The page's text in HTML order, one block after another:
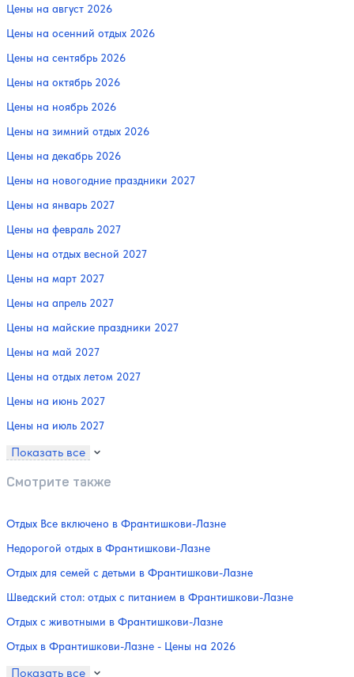
Цены на август 2026
Цены на осенний отдых 2026
Цены на сентябрь 2026
Цены на октябрь 2026
Цены на ноябрь 2026
Цены на зимний отдых 2026
Цены на декабрь 2026
Цены на новогодние праздники 2027
Цены на январь 2027
Цены на февраль 2027
Цены на отдых весной 2027
Цены на март 2027
Цены на апрель 2027
Цены на майские праздники 2027
Цены на май 2027
Цены на отдых летом 2027
Цены на июнь 2027
Цены на июль 2027
Показать все
Смотрите также
Отдых Все включено в Франтишкови-Лазне
Недорогой отдых в Франтишкови-Лазне
Отдых для семей с детьми в Франтишкови-Лазне
Шведский стол: отдых с питанием в Франтишкови-Лазне
Отдых с животными в Франтишкови-Лазне
Отдых в Франтишкови-Лазне - Цены на 2026
Показать все